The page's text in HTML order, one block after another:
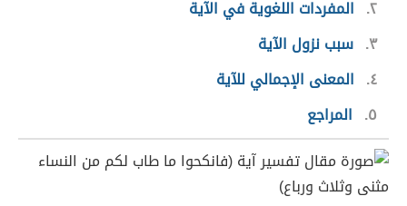
٢ المفردات اللغوية في الآية
٣ سبب نزول الآية
٤
المعنى الإجمالي للآية
٥
المراجع